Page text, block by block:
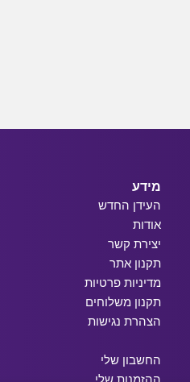
מידע
העידן החדש
אודות
יצירת קשר
תקנון אתר
מדיניות פרטיות
תקנון משלוחים
הצהרת נגישות
החשבון שלי